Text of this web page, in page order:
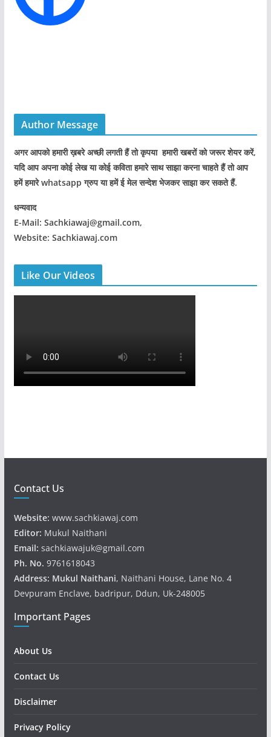
Author Message
अगर आपको हमारी ख़बरे अच्छी लगती हैं तो कृपया हमारी खबरों को जरूर शेयर करें,
यदि आप अपना कोई लेख या कोई कविता हमारे साथ साझा करना चाहते हैं तो आप
हमें हमारे whatsapp ग्रुप या हमें ई मेल सन्देश भेजकर साझा कर सकते हैं.
धन्यवाद
E-Mail: Sachkiawaj@gmail.com,
Website: Sachkiawaj.com
Like Our Videos
Contact Us
Website: www.sachkiawaj.com
Editor: Mukul Naithani
Email: sachkiawajuk@gmail.com
Ph. No. 9761618043
Address: Mukul Naithani, Naithani House, Lane No. 4
Devpuram Enclave, badripur, Ddun, Uk-248005
Important Pages
About Us
Contact Us
Disclaimer
Privacy Policy